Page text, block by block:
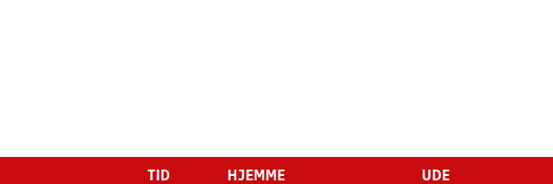
TID HJEMME UDE